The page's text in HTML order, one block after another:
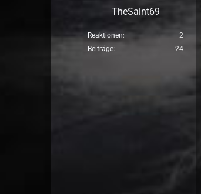
TheSaint69
Reaktionen
2
Beiträge
24